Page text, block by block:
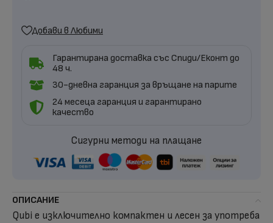
Добави в Любими
Гарантирана доставка със Спиди/Еконт до
48 ч.
30-дневна гаранция за връщане на парите
24 месеца гаранция и гарантирано
качество
Сигурни методи на плащане
ОПИСАНИЕ
Qubi е изключително компактен и лесен за употреба